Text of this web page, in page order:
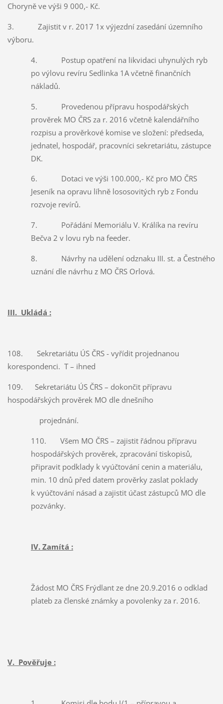
Choryně ve výši 9 000,- Kč.
3. Zajistit v r. 2017 1x výjezdní zasedání územního
výboru.
4. Postup opatření na likvidaci uhynulých ryb
po výlovu revíru Sedlinka 1A včetně finančních
nákladů.
5. Provedenou přípravu hospodářských
prověrek MO ČRS za r. 2016 včetně kalendářního
rozpisu a prověrkové komise ve složení: předseda,
jednatel, hospodář, pracovníci sekretariátu, zástupce
DK.
6. Dotaci ve výši 100.000,- Kč pro MO ČRS
Jeseník na opravu líhně lososovitých ryb z Fondu
rozvoje revírů.
7. Pořádání Memoriálu V. Králíka na revíru
Bečva 2 v lovu ryb na feeder.
8. Návrhy na udělení odznaku III. st. a Čestného
uznání dle návrhu z MO ČRS Orlová.
III. Ukládá :
108. Sekretariátu ÚS ČRS - vyřídit projednanou
korespondenci. T – ihned
109. Sekretariátu ÚS ČRS – dokončit přípravu
hospodářských prověrek MO dle dnešního
projednání.
110. Všem MO ČRS – zajistit řádnou přípravu
hospodářských prověrek, zpracování tiskopisů,
připravit podklady k vyúčtování cenin a materiálu,
min. 10 dnů před datem prověrky zaslat poklady
k vyúčtování násad a zajistit účast zástupců MO dle
pozvánky.
IV. Zamítá :
Žádost MO ČRS Frýdlant ze dne 20.9.2016 o odklad
plateb za členské známky a povolenky za r. 2016.
V. Pověřuje :